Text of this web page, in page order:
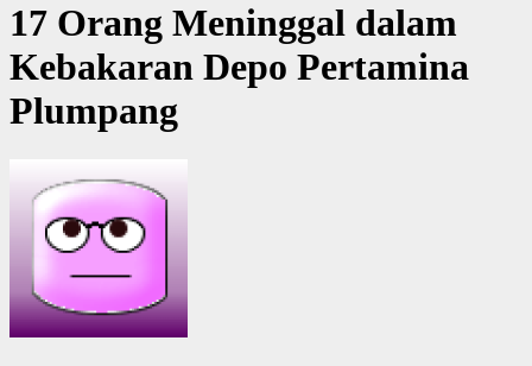
17 Orang Meninggal dalam
Kebakaran Depo Pertamina
Plumpang